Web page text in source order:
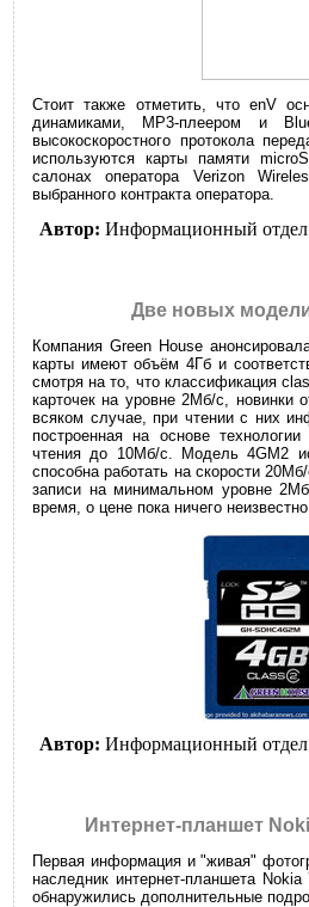
Стоит также отметить, что enV
динамиками, MP3-плеером и
высокоскоростного протокола
используются карты памяти
салонах оператора Verizon
выбранного контракта оператора.
Автор: Информационный отдел
Две новых модели
Компания Green House
карты имеют объём 4Гб и
смотря на то, что классификация
карточек на уровне 2Мб/c, новинки
всяком случае, при чтении с них
построенная на основе
чтения до 10Мб/c. Модель 4GM2
способна работать на скорости
записи на минимальном уровне
время, о цене пока ничего
Автор: Информационный отдел
Интернет-планшет
Первая информация и "живая"
наследник интернет-планшета
обнаружились дополнительные